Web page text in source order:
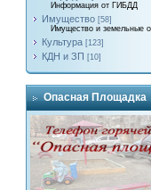
Информация от ГИБДД
Имущество [58]
Имущество и земельные
Культура [123]
КДН и ЗП [10]
Опасная Площадка